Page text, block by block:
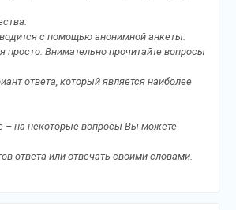
с помощью анонимной анкеты.
просто. Внимательно прочитайте вопросы
ответа, который является наиболее
– на некоторые вопросы Вы можете
ответа или отвечать своими словами.